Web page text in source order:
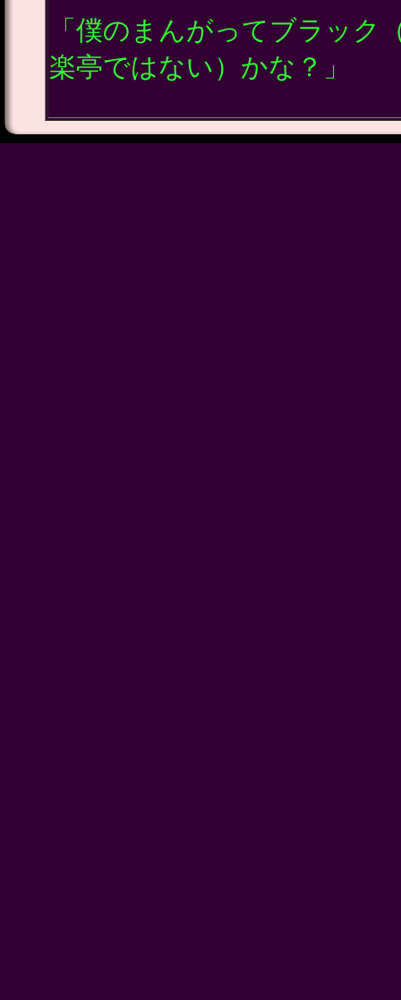
「僕のまんがってブラック
楽亭ではない）かな？」